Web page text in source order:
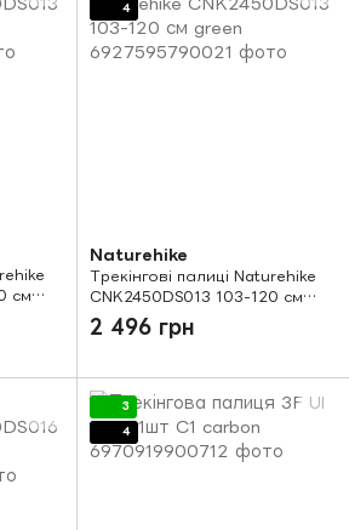
см
4
Naturehike
Трекінгові палиці Naturehike
CNK2450DS013 103-120 см
green
2 496 грн
3
4